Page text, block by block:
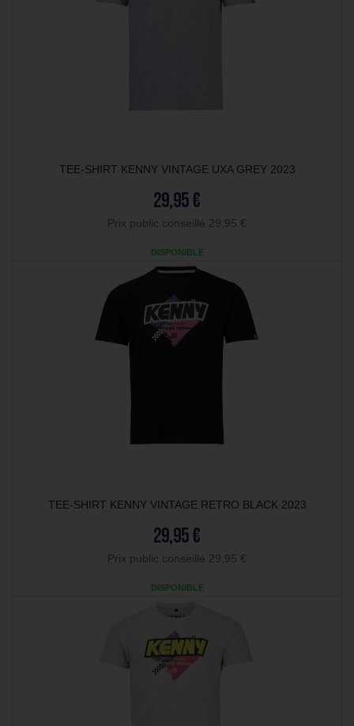
TEE-SHIRT KENNY VINTAGE UXA GREY 2023
29,95 €
Prix public conseillé 29,95 €
DISPONIBLE
TEE-SHIRT KENNY VINTAGE RETRO BLACK 2023
29,95 €
Prix public conseillé 29,95 €
DISPONIBLE